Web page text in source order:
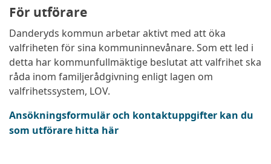
För utförare
Danderyds kommun arbetar aktivt med att öka
valfriheten för sina kommuninnevånare. Som ett led i
detta har kommunfullmäktige beslutat att valfrihet ska
råda inom familjerådgivning enligt lagen om
valfrihetssystem, LOV.
Ansökningsformulär och kontaktuppgifter kan du
som utförare hitta här